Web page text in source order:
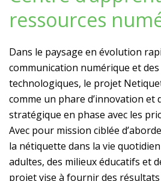
ressources
Dans le paysage en évolution
communication numérique et
technologiques, le projet
comme un phare d’innovation et
stratégique en phase avec les
Avec pour mission ciblée
la nétiquette dans la vie
adultes, des milieux éducatifs et
projet vise à fournir des